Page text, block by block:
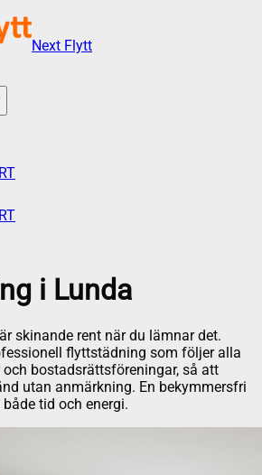
Next Flytt
i Lunda
skinande rent när du lämnar det.
flyttstädning som följer alla
bostadsrättsföreningar, så att
utan anmärkning. En bekymmersfri
tid och energi.